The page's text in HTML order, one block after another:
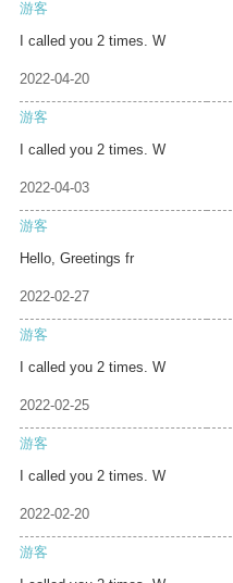
游客
I called you 2 times. W
2022-04-20
游客
I called you 2 times. W
2022-04-03
游客
Hello, Greetings fr
2022-02-27
游客
I called you 2 times. W
2022-02-25
游客
I called you 2 times. W
2022-02-20
游客